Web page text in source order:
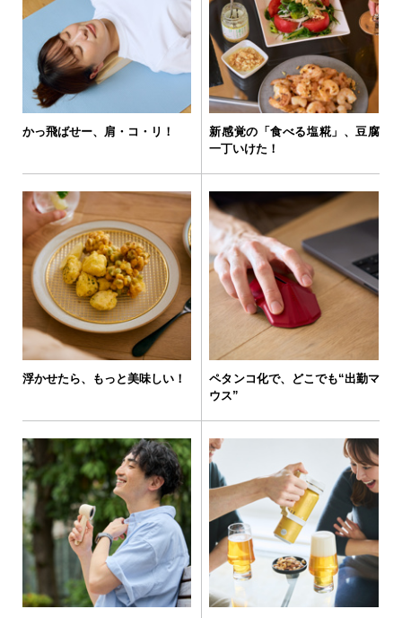
かっ飛ばせー、肩・コ・リ！
新感覚の「食べる塩糀」、豆腐
一丁いけた！
浮かせたら、もっと美味しい！
ペタンコ化で、どこでも“出勤マ
ウス”